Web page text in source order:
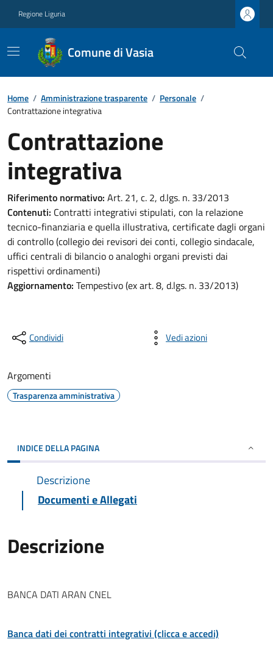
Regione Liguria
Comune di Vasia
Home / Amministrazione trasparente / Personale /
Contrattazione integrativa
Contrattazione
integrativa
Riferimento normativo: Art. 21, c. 2, d.lgs. n. 33/2013
Contenuti: Contratti integrativi stipulati, con la relazione
tecnico-finanziaria e quella illustrativa, certificate dagli organi
di controllo (collegio dei revisori dei conti, collegio sindacale,
uffici centrali di bilancio o analoghi organi previsti dai
rispettivi ordinamenti)
Aggiornamento: Tempestivo (ex art. 8, d.lgs. n. 33/2013)
Condividi Vedi azioni
Argomenti
Trasparenza amministrativa
INDICE DELLA PAGINA
Descrizione
Documenti e Allegati
Descrizione
BANCA DATI ARAN CNEL
Banca dati dei contratti integrativi (clicca e accedi)